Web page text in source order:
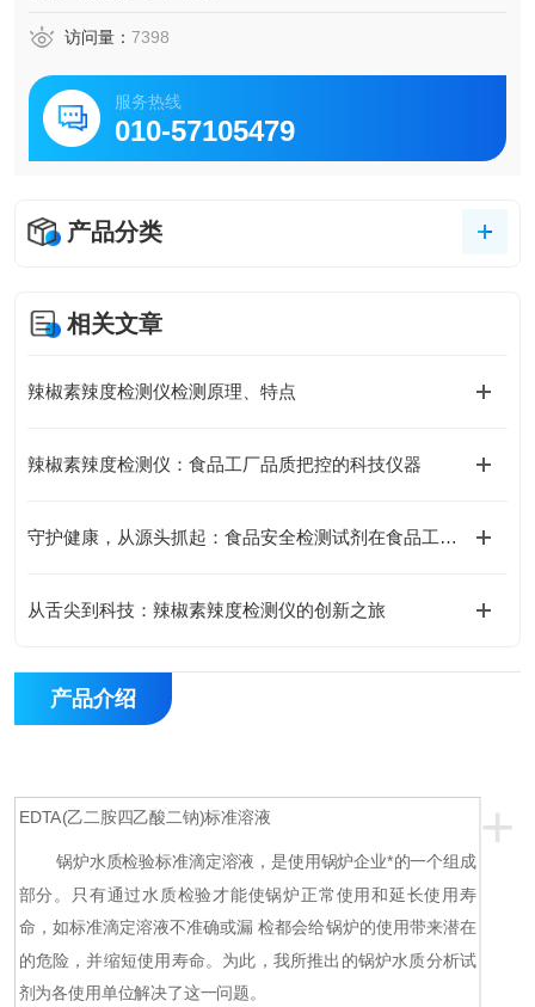
访问量： 7398
服务热线
010-57105479
产品分类
相关文章
辣椒素辣度检测仪检测原理、特点
辣椒素辣度检测仪：食品工厂品质把控的科技仪器
守护健康，从源头抓起：食品安全检测试剂在食品工业中的重要性
从舌尖到科技：辣椒素辣度检测仪的创新之旅
产品介绍
+
EDTA(乙二胺四乙酸二钠)标准溶液
锅炉水质检验标准滴定溶液，是使用锅炉企业*的一个组成
部分。只有通过水质检验才能使锅炉正常使用和延长使用寿
命，如标准滴定溶液不准确或漏 检都会给锅炉的使用带来潜在
的危险，并缩短使用寿命。为此，我所推出的锅炉水质分析试
剂为各使用单位解决了这一问题。